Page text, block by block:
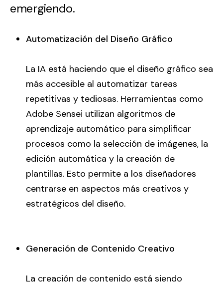
emergiendo.
Automatización del Diseño Gráfico
La IA está haciendo que el diseño gráfico sea
más accesible al automatizar tareas
repetitivas y tediosas. Herramientas como
Adobe Sensei utilizan algoritmos de
aprendizaje automático para simplificar
procesos como la selección de imágenes, la
edición automática y la creación de
plantillas. Esto permite a los diseñadores
centrarse en aspectos más creativos y
estratégicos del diseño.
Generación de Contenido Creativo
La creación de contenido está siendo